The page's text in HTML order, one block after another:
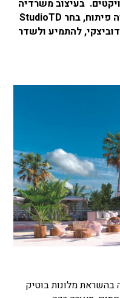
בעיצוב משרדיה
החדשים באזור התעשייה בהרצליה פיתוח, בחר StudioTD
להתמיע ולשדר
מלונות בוטיק